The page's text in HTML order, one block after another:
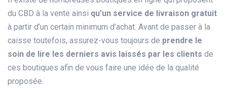
du CBD à la vente ainsi qu’un service de livraison gratuit
à partir d’un certain minimum d’achat. Avant de passer à la
caisse toutefois, assurez-vous toujours de prendre le
soin de lire les derniers avis laissés par les clients de
ces boutiques afin de vous faire une idée de la qualité
proposée.